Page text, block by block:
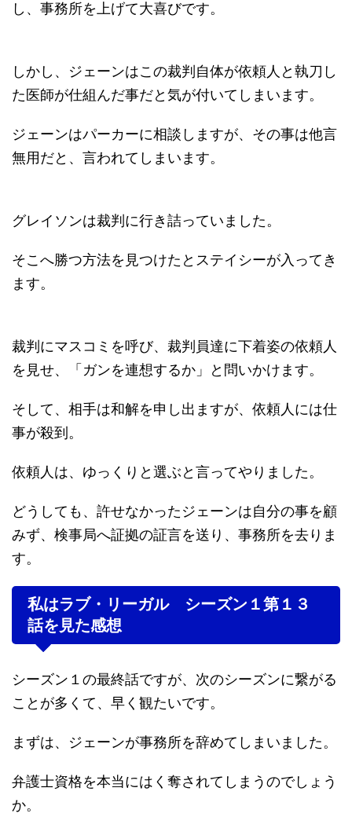
し、事務所を上げて大喜びです。
しかし、ジェーンはこの裁判自体が依頼人と執刀し
た医師が仕組んだ事だと気が付いてしまいます。
ジェーンはパーカーに相談しますが、その事は他言
無用だと、言われてしまいます。
グレイソンは裁判に行き詰っていました。
そこへ勝つ方法を見つけたとステイシーが入ってき
ます。
裁判にマスコミを呼び、裁判員達に下着姿の依頼人
を見せ、「ガンを連想するか」と問いかけます。
そして、相手は和解を申し出ますが、依頼人には仕
事が殺到。
依頼人は、ゆっくりと選ぶと言ってやりました。
どうしても、許せなかったジェーンは自分の事を顧
みず、検事局へ証拠の証言を送り、事務所を去りま
す。
私はラブ・リーガル シーズン１第１３
話を見た感想
シーズン１の最終話ですが、次のシーズンに繋がる
ことが多くて、早く観たいです。
まずは、ジェーンが事務所を辞めてしまいました。
弁護士資格を本当にはく奪されてしまうのでしょう
か。